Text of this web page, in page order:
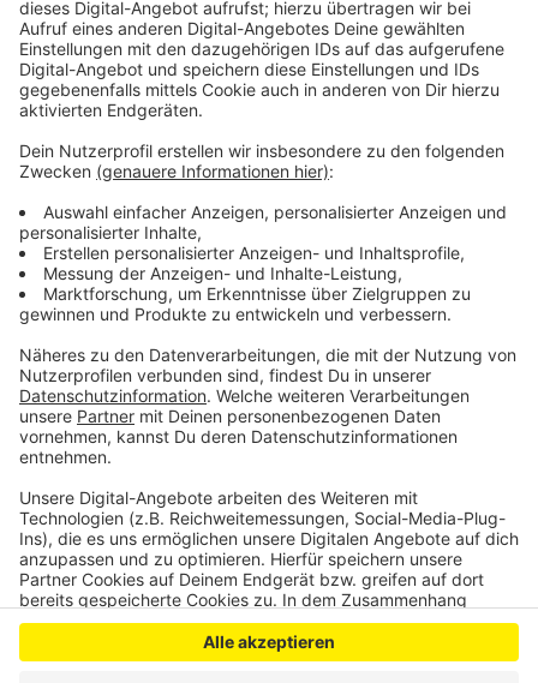
Anzeige
sollen die Räume täglich gereinigt werden.
Die IG Bau kritisiert in diesem Zusammenhang
landesweit die Beschäftigung von Sub-Unternehmen.
Diese würden die Putzkräfte häufig ausnutzen. Unsere
Stadtverwaltung beschäftigt eigene und externe
Putzkräfte in den Leverkusener Schulen. Bei den
externen führt sie regelmäßig Kontrollen durch, um zu
prüfen, ob sie die Standards einhalten.
Anzeige